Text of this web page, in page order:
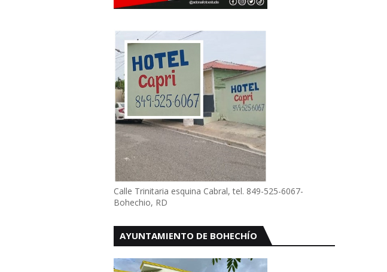
Calle Trinitaria esquina Cabral, tel. 849-525-6067-
Bohechio, RD
AYUNTAMIENTO DE BOHECHÍO